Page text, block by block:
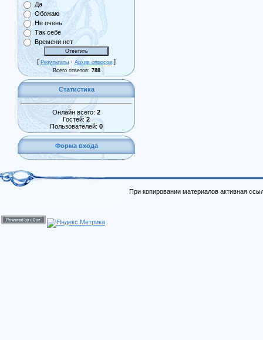
Да
Обожаю
Не очень
Так себе
Времени нет
[ Результаты · Архив опросов ]
Всего ответов: 788
Статистика
Онлайн всего: 2
Гостей: 2
Пользователей: 0
Форма входа
При копировании материалов активная